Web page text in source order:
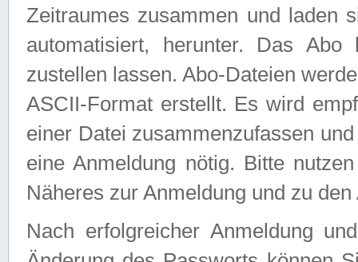
Zeitraumes zusammen und laden
automatisiert, herunter. Das
zustellen lassen. Abo-Dateien
ASCII-Format erstellt. Es wird
einer Datei zusammenzufassen
eine Anmeldung nötig. Bitte
Näheres zur Anmeldung und zu
Nach erfolgreicher Anmeldung